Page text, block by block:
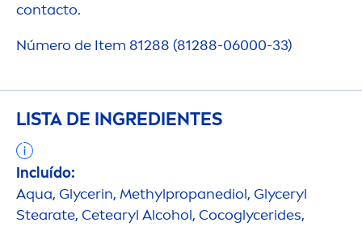
contacto.
Número de Item 81288 (81288-06000-33)
LISTA DE INGREDIENTES
Incluído:
Aqua, Glycerin, Methylpropanediol, Glyceryl
Stearate, Cetearyl Alcohol, Cocoglycerides,